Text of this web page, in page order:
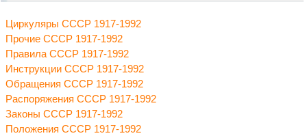
Циркуляры СССР 1917-1992
Прочие СССР 1917-1992
Правила СССР 1917-1992
Инструкции СССР 1917-1992
Обращения СССР 1917-1992
Распоряжения СССР 1917-1992
Законы СССР 1917-1992
Положения СССР 1917-1992